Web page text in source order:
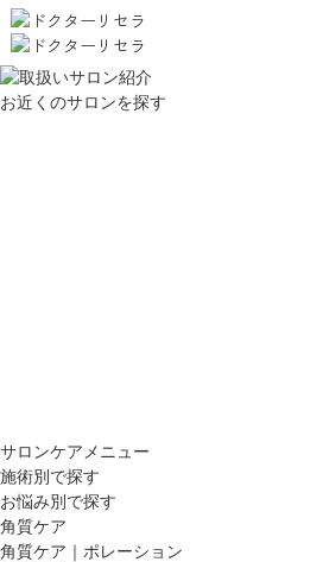
お近くのサロンを探す
サロンケアメニュー
施術別で探す
お悩み別で探す
角質ケア
角質ケア｜ポレーション